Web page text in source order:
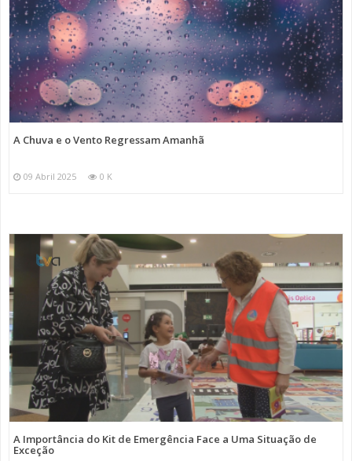
A Chuva e o Vento Regressam Amanhã
09 Abril 2025 0 K
A Importância do Kit de Emergência Face a Uma Situação de
Exceção